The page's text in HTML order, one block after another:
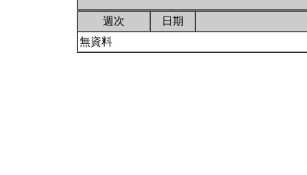
週次
日期
無資料